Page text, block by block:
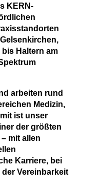
KERN-
Haltern am
arbeiten rund
Medizin,
ist unser
der größten
mit allen
Karriere, bei
Vereinbarkeit